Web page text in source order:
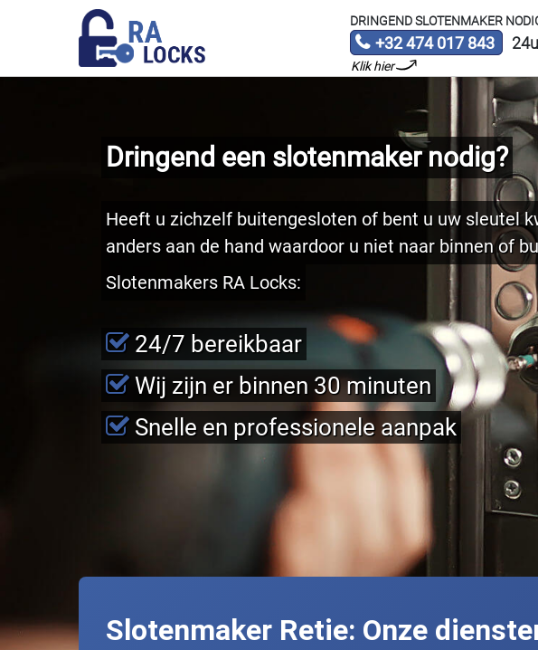
DRINGEND SLOTENMAKER
+32 474 017 843
Klik hier
Dringend een slotenmaker nodig?
Heeft u zichzelf buitengesloten of bent u uw sleutel
anders aan de hand waardoor u niet naar binnen of
Slotenmakers RA Locks:
24/7 bereikbaar
Wij zijn er binnen 30 minuten
Snelle en professionele aanpak
Slotenmaker Retie: Onze